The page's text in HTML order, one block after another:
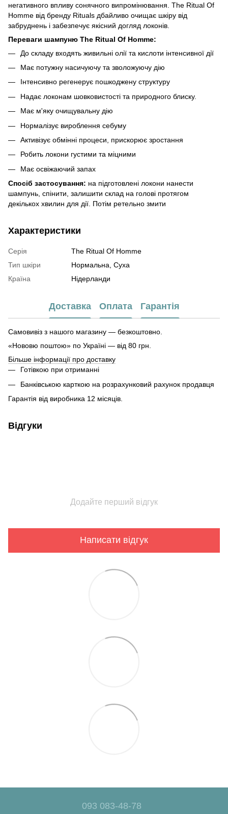
негативного впливу сонячного випромінювання. The Ritual Of
Homme від бренду Rituals дбайливо очищає шкіру від
забруднень і забезпечує якісний догляд локонів.
Переваги шампуню The Ritual Of Homme:
До складу входять живильні олії та кислоти інтенсивної дії
Має потужну насичуючу та зволожуючу дію
Інтенсивно регенерує пошкоджену структуру
Надає локонам шовковистості та природного блиску.
Має м'яку очищувальну дію
Нормалізує вироблення себуму
Активізує обмінні процеси, прискорює зростання
Робить локони густими та міцними
Має освіжаючий запах
Спосіб застосування: на підготовлені локони нанести
шампунь, спінити, залишити склад на голові протягом
декількох хвилин для дії. Потім ретельно змити
Характеристики
Серія
The Ritual Of Homme
Тип шкіри
Нормальна, Суха
Країна
Нідерланди
Доставка Оплата Гарантія
Самовивіз з нашого магазину — безкоштовно.
«Нововю поштою» по Україні — від 80 грн.
Більше інформації про доставку
Готівкою при отриманні
Банківською карткою на розрахунковий рахунок продавця
Гарантія від виробника 12 місяців.
Відгуки
Додайте перший відгук
Написати відгук
093 083-48-78